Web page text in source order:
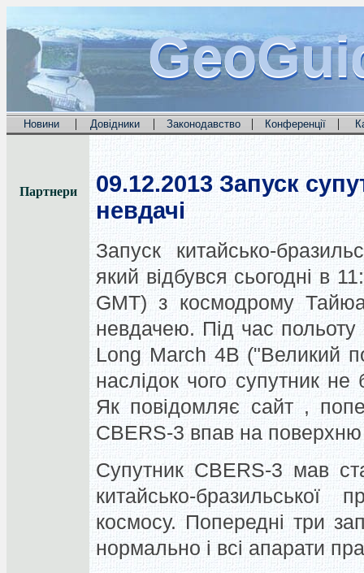
Новини | Довідники | Законодавство | Конференції |
Партнери 09.12.2013 Запуск
невдачі
Запуск китайсько-
який відбувся сьогодні в
GMT) з космодрому
невдачею. Під час польоту
Long March 4B ("Великий
наслідок чого супутник
Як повідомляє сайт ,
CBERS-3 впав на
Супутник CBERS-3 мав
китайсько-
космосу. Попередні три
нормально і всі апарати